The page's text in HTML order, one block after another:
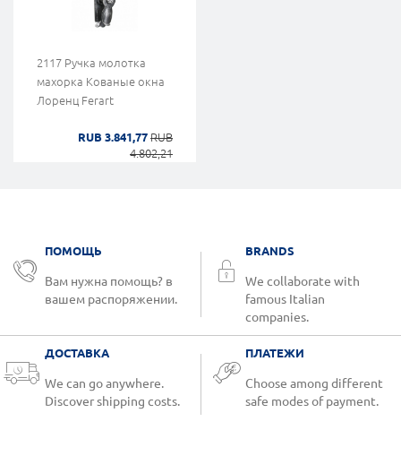
2117 Ручка молотка
махорка Кованые окна
Лоренц Ferart
RUB 3.841,77 RUB
4.802,21
ПОМОЩЬ
Вам нужна помощь? в
вашем распоряжении.
BRANDS
We collaborate with
famous Italian
companies.
ДОСТАВКА
We can go anywhere.
Discover shipping costs.
ПЛАТЕЖИ
Choose among different
safe modes of payment.